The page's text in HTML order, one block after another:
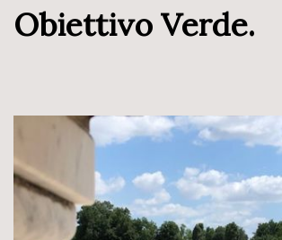
Obiettivo Verde.